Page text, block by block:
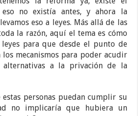
eso no existía antes, y ahora la
eso a leyes. Más allá de las
la razón, aquí el tema es cómo
leyes para que desde el punto de
mecanismos para poder acudir
a la privación de la
estas personas puedan cumplir su
no implicaría que hubiera un